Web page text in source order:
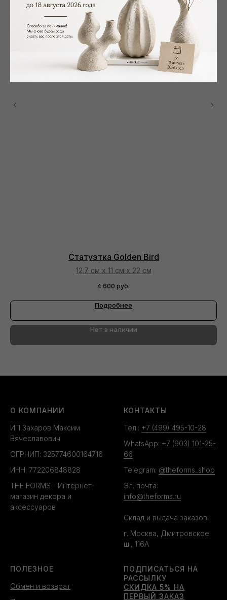
Статуэтка Golden Bird
12.7 см х 11 см х 22 см
4 600 руб.
Подробнее
Нет в наличии
О КОМПАНИИ
ИП Захаров Максим
Вячеславович
ОГРНИП: 325774600164716
ИНН: 772206848828
THE FORMS - Интернет-
магазин декора и
аксессуаров
КОНТАКТЫ
Тел.: +7 (499) 495-10-28
WhatsApp: +7 (903) 101-25-
66
Telegram: @theforms_shop
Эл. почта:
info@theforms.ru
Склад и выдача заказов:
г. Москва, Дмитровское
ш., 116А
ПОЛЕЗНОЕ
Обмен и возврат
ПОДПИСАТЬСЯ НА
РАССЫЛКУ
СКИДКА 5% НА
ПЕРВЫЙ ЗАКАЗ